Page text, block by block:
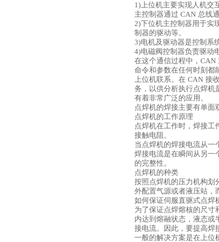
1)上位机主要实现人机交
主控制器通过 CAN 总线
2)下位机主控制器用于实
制器的驱动等。
3)电机及驱动器是控制系
4)电磁阀控制器负责驱动
在这个通信过程中， CAN
命令和参数在任何时刻都
上位机联系。在 CAN 接
务，以供分析执行点焊机
有着非常广泛的应用。
点焊机的焊接主要有单面
点焊机的工作原理
点焊机在工作时，焊接工
接触电阻。
当点焊机的焊接电流从一
焊接电流是在瞬间从另一
的完整性。
点焊机的种类
按照点焊机的压力机构划
外配置气源或者液压站，
如何保证伺服直驱式点焊
为了保证点焊熔核的尺寸
内达到熔融状态，液态或
接电流。因此，要提高焊
一般的解决方案是在上位